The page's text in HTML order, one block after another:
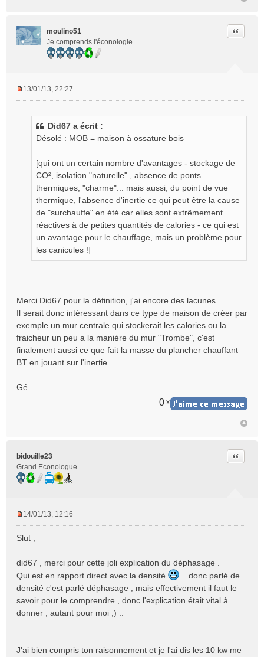
moulino51
Je comprends l'éconologie
Citer
13/01/13, 22:27
Did67 a écrit :
Désolé : MOB = maison à ossature bois
[qui ont un certain nombre d'avantages - stockage de
CO², isolation "naturelle" , absence de ponts
thermiques, "charme"... mais aussi, du point de vue
thermique, l'absence d'inertie ce qui peut être la cause
de "surchauffe" en été car elles sont extrêmement
réactives à de petites quantités de calories - ce qui est
un avantage pour le chauffage, mais un problème pour
les canicules !]
Merci Did67 pour la définition, j'ai encore des lacunes.
Il serait donc intéressant dans ce type de maison de créer par
exemple un mur centrale qui stockerait les calories ou la
fraicheur un peu a la manière du mur "Trombe", c'est
finalement aussi ce que fait la masse du plancher chauffant
BT en jouant sur l'inertie.
Gé
0 x
bidouille23
Grand Econologue
Citer
s
a
g
e
n
14/01/13, 12:16
Slut ,
did67 , merci pour cette joli explication du déphasage .
Qui est en rapport direct avec la densité
...donc parlé de
densité c'est parlé déphasage , mais effectivement il faut le
savoir pour le comprendre , donc l'explication était vital à
donner , autant pour moi ;) ..
J'ai bien compris ton raisonnement et je l'ai dis les 10 kw me